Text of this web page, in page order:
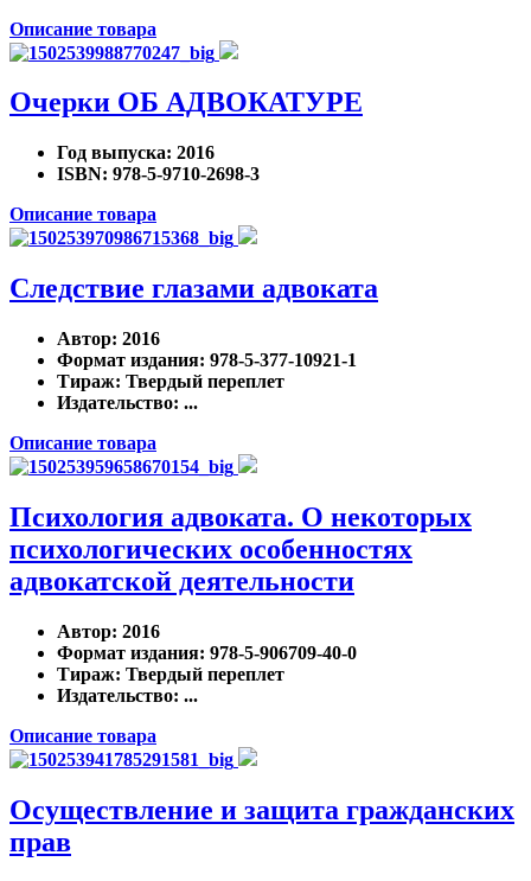
Описание товара
Очерки ОБ АДВОКАТУРЕ
Год выпуска: 2016
ISBN: 978-5-9710-2698-3
Описание товара
Следствие глазами адвоката
Автор: 2016
Формат издания: 978-5-377-10921-1
Тираж: Твердый переплет
Издательство: ...
Описание товара
Психология адвоката. О некоторых
психологических особенностях
адвокатской деятельности
Автор: 2016
Формат издания: 978-5-906709-40-0
Тираж: Твердый переплет
Издательство: ...
Описание товара
Осуществление и защита гражданских
прав